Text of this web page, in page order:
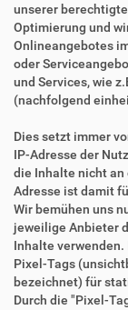
unserer
Optimierung und
Onlineangebotes
oder
und Services, wie
(nachfolgend
Dies setzt immer
IP-Adresse der
die Inhalte nicht an
Adresse ist damit
Wir bemühen uns
jeweilige Anbieter
Inhalte
Pixel-Tags
bezeichnet) für
Durch die "Pixel-